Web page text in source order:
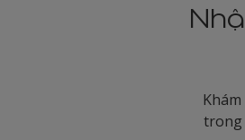
trong